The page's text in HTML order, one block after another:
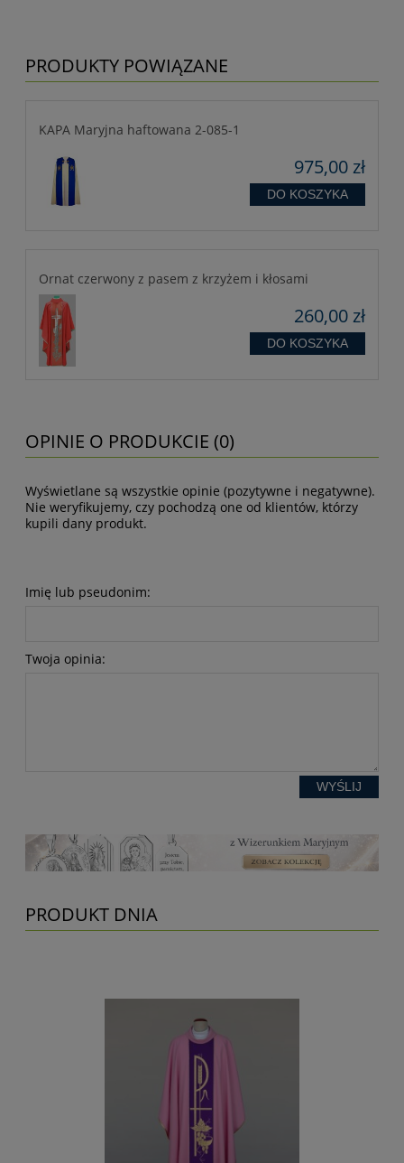
PRODUKTY POWIĄZANE
KAPA Maryjna haftowana 2-085-1
975,00 zł
DO KOSZYKA
Ornat czerwony z pasem z krzyżem i kłosami
260,00 zł
DO KOSZYKA
OPINIE O PRODUKCIE (0)
Wyświetlane są wszystkie opinie (pozytywne i negatywne).
Nie weryfikujemy, czy pochodzą one od klientów, którzy
kupili dany produkt.
Imię lub pseudonim:
Twoja opinia:
WYŚLIJ
PRODUKT DNIA